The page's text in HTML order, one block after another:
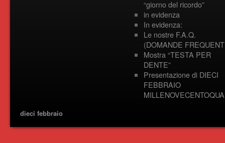
“giorno del ricordo”
in evidenza
In evidenza:
Le nostre F.A.Q.
(DOMANDE
Mostra “TESTA PER
DENTE”
Presentazione di DIECI
FEBBRAIO
dieci febbraio